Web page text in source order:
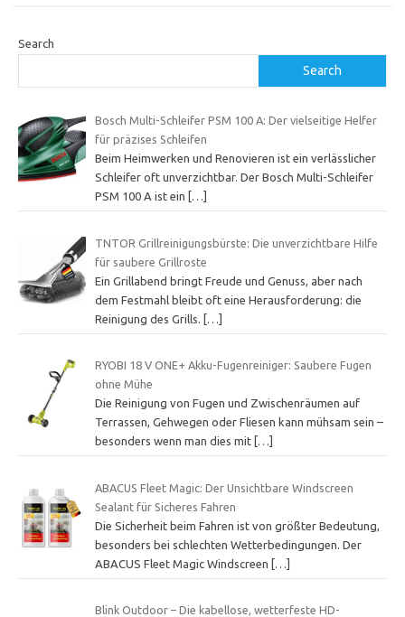
Search
Search
Bosch Multi-Schleifer PSM 100 A: Der vielseitige Helfer
für präzises Schleifen
Beim Heimwerken und Renovieren ist ein verlässlicher
Schleifer oft unverzichtbar. Der Bosch Multi-Schleifer
PSM 100 A ist ein
[…]
TNTOR Grillreinigungsbürste: Die unverzichtbare Hilfe
für saubere Grillroste
Ein Grillabend bringt Freude und Genuss, aber nach
dem Festmahl bleibt oft eine Herausforderung: die
Reinigung des Grills.
[…]
RYOBI 18 V ONE+ Akku-Fugenreiniger: Saubere Fugen
ohne Mühe
Die Reinigung von Fugen und Zwischenräumen auf
Terrassen, Gehwegen oder Fliesen kann mühsam sein –
besonders wenn man dies mit […]
ABACUS Fleet Magic: Der Unsichtbare Windscreen
Sealant für Sicheres Fahren
Die Sicherheit beim Fahren ist von größter Bedeutung,
besonders bei schlechten Wetterbedingungen. Der
ABACUS Fleet Magic Windscreen […]
Blink Outdoor – Die kabellose, wetterfeste HD-